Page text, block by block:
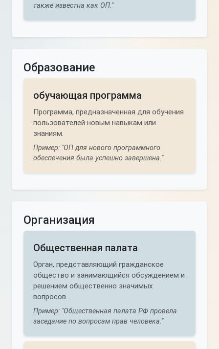
также известна как ОП."
Образование
обучающая программа
Программа, предназначенная для обучения
пользователей новым навыкам или
знаниям.
Пример: "ОП для нового программного
обеспечения была успешно завершена."
Организация
Общественная палата
Орган, представляющий гражданское
общество и занимающийся обсуждением и
решением общественно значимых
вопросов.
Пример: "Общественная палата РФ провела
заседание по вопросам прав человека."